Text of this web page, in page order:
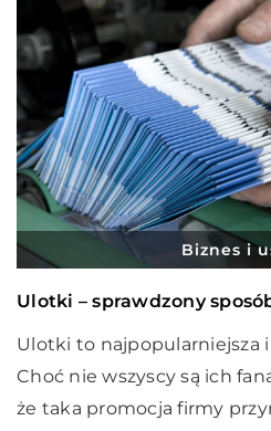
Biznes i
Ulotki – sprawdzony
Ulotki to najpopularniejsza
Choć nie wszyscy są ich
że taka promocja firmy